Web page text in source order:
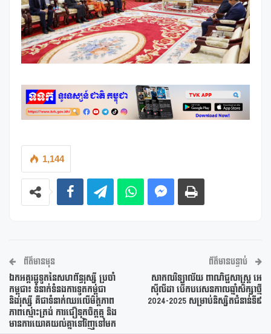
1,144
ព័ត៌មានមុន
ឯកអគ្គរដ្ឋទូតនៃសហព័ន្ធរុស្ស៊ី ប្រចាំ
កម្ពុជា៖ ទំនាក់ទំនងការទូតកម្ពុជា
និងរុស្ស៊ី គឺជាទំនាក់ឈរលើមិត្តភាព
ភាពស្មោះត្រង់ ការជឿទុកចិត្តគ្ន និង
មានការយោគយល់គ្នាទៅវិញទៅមក
ព័ត៌មានបន្ទាប់
សាកលវិទ្យាល័យ ពាណិជ្ជសាស្ត្រ អេ
ស៊ីលីដា បើកបវេសនកាលឆ្នាំសិក្សាថ្មី
2024-2025 សម្រាប់និស្សិតជំនាន់ទី៩